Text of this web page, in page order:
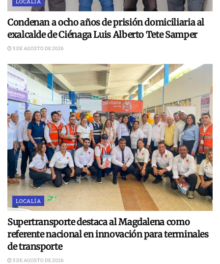
Condenan a ocho años de prisión domiciliaria al
exalcalde de Ciénaga Luis Alberto Tete Samper
5 DE AGOSTO DE 2026
LOCALÍA
Supertransporte destaca al Magdalena como
referente nacional en innovación para terminales
de transporte
5 DE AGOSTO DE 2026